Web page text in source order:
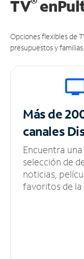
TV en
Opciones flexibles de
presupuestos y familias.
Más de
canales
Encuentra
selección de
noticias,
favoritos de la